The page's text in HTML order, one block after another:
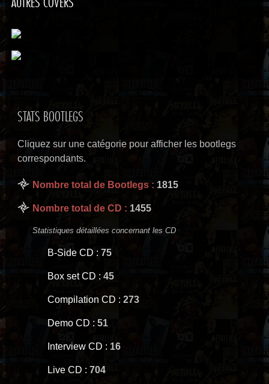
STATS BOOTLEGS
Cliquez sur une catégorie pour afficher les bootlegs
correspondants.
Nombre total de Bootlegs : 1815
Nombre total de CD : 1455
Statistiques détaillées concernant les CD
B-Side CD : 75
Box set CD : 45
Compilation CD : 273
Demo CD : 51
Interview CD : 16
Live CD : 704